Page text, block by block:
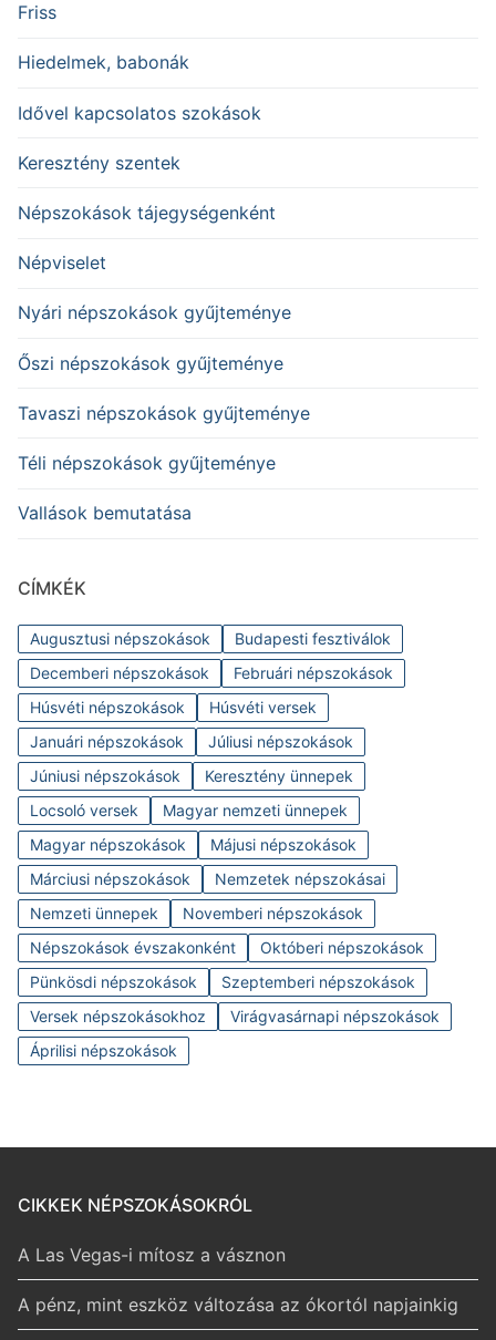
Friss
Hiedelmek, babonák
Idővel kapcsolatos szokások
Keresztény szentek
Népszokások tájegységenként
Népviselet
Nyári népszokások gyűjteménye
Őszi népszokások gyűjteménye
Tavaszi népszokások gyűjteménye
Téli népszokások gyűjteménye
Vallások bemutatása
CÍMKÉK
Augusztusi népszokások
Budapesti fesztiválok
Decemberi népszokások
Februári népszokások
Húsvéti népszokások
Húsvéti versek
Januári népszokások
Júliusi népszokások
Júniusi népszokások
Keresztény ünnepek
Locsoló versek
Magyar nemzeti ünnepek
Magyar népszokások
Májusi népszokások
Márciusi népszokások
Nemzetek népszokásai
Nemzeti ünnepek
Novemberi népszokások
Népszokások évszakonként
Októberi népszokások
Pünkösdi népszokások
Szeptemberi népszokások
Versek népszokásokhoz
Virágvasárnapi népszokások
Áprilisi népszokások
CIKKEK NÉPSZOKÁSOKRÓL
A Las Vegas-i mítosz a vásznon
A pénz, mint eszköz változása az ókortól napjainkig